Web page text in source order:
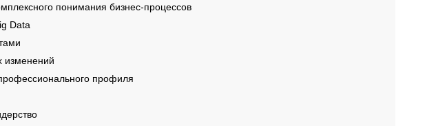
понимания бизнес-процессов
Data
изменений
профиля